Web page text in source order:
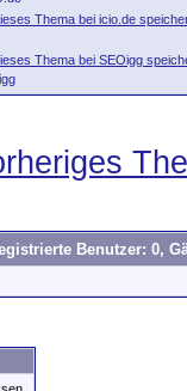
Benutzer: 0,